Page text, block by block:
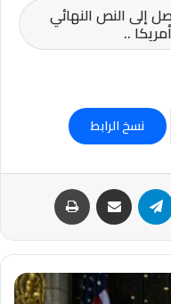
إلى النص النهائي
..
نسخ الرابط
واتساب تيلقرام مشاركة عبر البريد